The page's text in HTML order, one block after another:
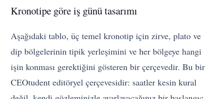
Kronotipe göre iş günü tasarımı
Aşağıdaki tablo, üç temel kronotip için zirve, plato ve
dip bölgelerinin tipik yerleşimini ve her bölgeye hangi
işin konması gerektiğini gösteren bir çerçevedir. Bu bir
CEOtudent editöryel çerçevesidir: saatler kesin kural